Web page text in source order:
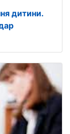
дитини.